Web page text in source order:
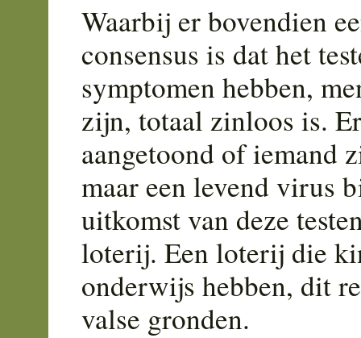
Waarbij er bovendien
consensus is dat het
symptomen hebben,
zijn, totaal zinloos is.
aangetoond of iemand
maar een levend virus
uitkomst van deze
loterij. Een loterij die
onderwijs hebben, dit
valse gronden.